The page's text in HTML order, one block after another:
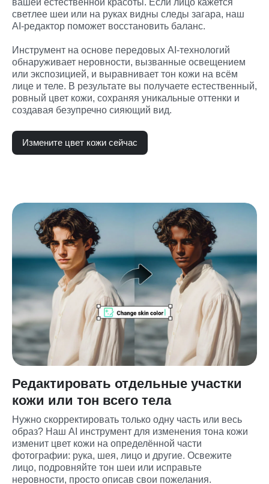
светлее шеи или на руках видны следы загара, наш
AI-редактор поможет восстановить баланс.
Инструмент на основе передовых AI-технологий
обнаруживает неровности, вызванные освещением
или экспозицией, и выравнивает тон кожи на всём
лице и теле. В результате вы получаете естественный,
ровный цвет кожи, сохраняя уникальные оттенки и
создавая безупречно сияющий вид.
Измените цвет кожи сейчас
Редактировать отдельные участки
кожи или тон всего тела
Нужно скорректировать только одну часть или весь
образ? Наш AI инструмент для изменения тона кожи
изменит цвет кожи на определённой части
фотографии: рука, шея, лицо и другие. Освежите
лицо, подровняйте тон шеи или исправьте
неровности, просто описав свои пожелания.